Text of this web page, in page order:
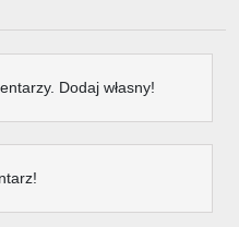
Dodaj własny!